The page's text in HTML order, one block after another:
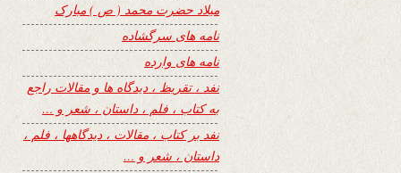
میلاد حضرت محمد ( ص ) مبارک
نامه های سرگشاده
نامه های وارده
نفد ، تقریظ ، دیدگاه ها و مقالات راجع
به کتاب ، فلم ، داستان ، شعر و …
نفد بر کتاب ، مقالات ، دیدگاهها ، فلم ،
داستان ، شعر و …